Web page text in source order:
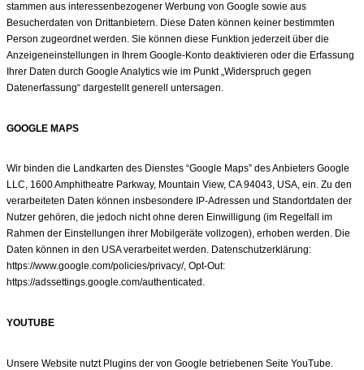
stammen aus interessenbezogener Werbung von Google sowie aus
Besucherdaten von Drittanbietern. Diese Daten können keiner bestimmten
Person zugeordnet werden. Sie können diese Funktion jederzeit über die
Anzeigeneinstellungen in Ihrem Google-Konto deaktivieren oder die Erfassung
Ihrer Daten durch Google Analytics wie im Punkt „Widerspruch gegen
Datenerfassung“ dargestellt generell untersagen.
GOOGLE MAPS
Wir binden die Landkarten des Dienstes “Google Maps” des Anbieters Google
LLC, 1600 Amphitheatre Parkway, Mountain View, CA 94043, USA, ein. Zu den
verarbeiteten Daten können insbesondere IP-Adressen und Standortdaten der
Nutzer gehören, die jedoch nicht ohne deren Einwilligung (im Regelfall im
Rahmen der Einstellungen ihrer Mobilgeräte vollzogen), erhoben werden. Die
Daten können in den USA verarbeitet werden. Datenschutzerklärung:
https://www.google.com/policies/privacy/, Opt-Out:
https://adssettings.google.com/authenticated.
YOUTUBE
Unsere Website nutzt Plugins der von Google betriebenen Seite YouTube.